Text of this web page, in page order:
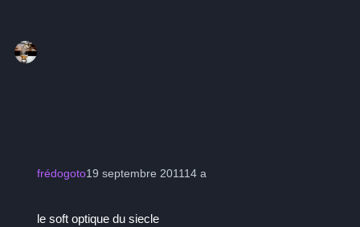
frédogoto19 septembre 201114 a
le soft optique du siecle